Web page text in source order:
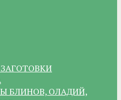
БЛИНОВ, ОЛАДИЙ,